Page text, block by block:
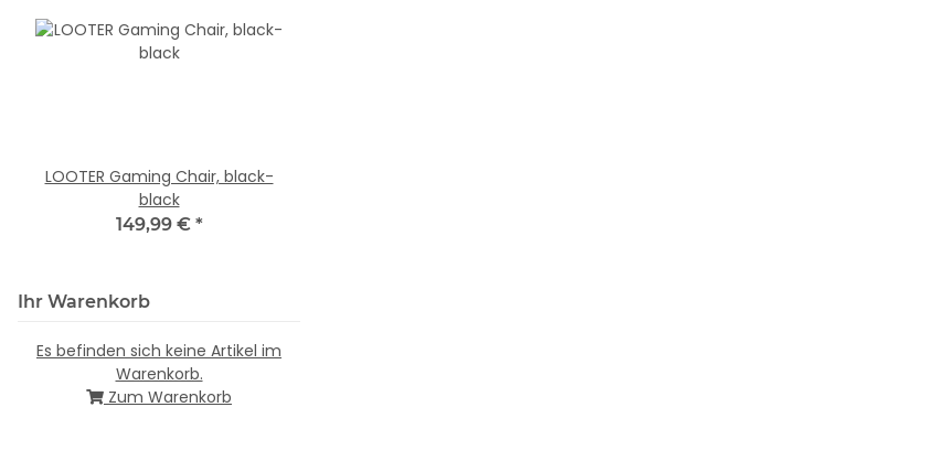
LOOTER Gaming Chair, black-
black
149,99 € *
Ihr Warenkorb
Es befinden sich keine Artikel im
Warenkorb.
Zum Warenkorb